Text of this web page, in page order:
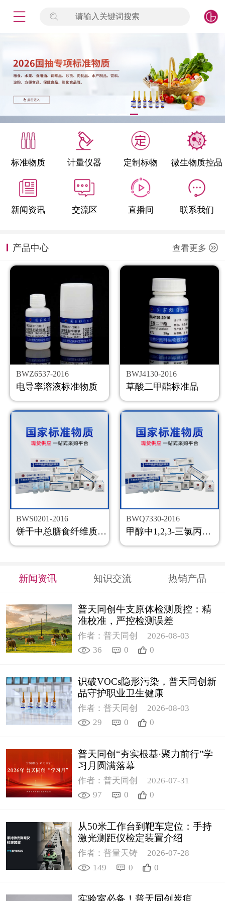
请输入关键词搜索
标准物质 计量仪器 定制标物 微生物质控品
新闻资讯 交流区 直播间 联系我们
产品中心 查看更多
BWZ6537-2016
电导率溶液标准物质
BWJ4130-2016
草酸二甲酯标准品
BWS0201-2016
饼干中总膳食纤维质控样品
BWQ7330-2016
甲醇中1,2,3-三氯丙烷溶液标准物质
新闻资讯 知识交流 热销产品
普天同创牛支原体检测质控：精
准校准，严控检测误差
作者：普天同创
2026-08-03
36
0 0
识破VOCs隐形污染，普天同创新
品守护职业卫生健康
作者：普天同创
2026-08-03
29
0 0
普天同创“夯实根基·聚力前行”学
习月圆满落幕
作者：普天同创
2026-07-31
97
0 0
从50米工作台到靶车定位：手持
激光测距仪检定装置介绍
作者：普量天铸
2026-07-28
149
0 0
标准物质
产品专项
微生物检测/质控品
定制标物
定制仪器
新闻资讯
公司主页
购物车
会员中心
联系我们
返回主页